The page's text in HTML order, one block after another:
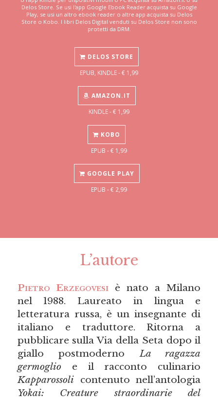
Delos Store. Se usi l'app Google Ebook Reader acquista su Google
Play, se usi un altro ebook reader o altre app acquista su Delos
Store o Kobo. I libri Delos Digital venduti su Delos Store non sono
protetti da DRM.
DELOS STORE
EPUB, KINDLE - € 1,99
AMAZON.IT
KINDLE - € 1,99
KOBO
EPUB - € 1,99
GOOGLE PLAY
EPUB - € 2,99
L’autore
Pietro Erzegovesiè nato a Milano
nel 1988. Laureato in lingua e
letteratura russa, è un insegnante di
italiano e traduttore. Ritorna a
pubblicare sulla Via della Seta dopo il
giallo postmodernoLa ragazza
germoglioe il racconto culinario
Kapparossolicontenuto nell’antologia
Yokai: Creature straordinarie del